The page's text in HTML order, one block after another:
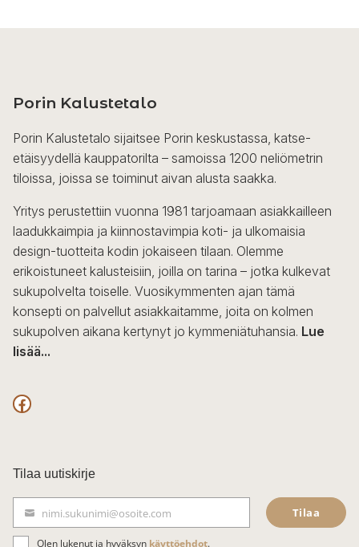
Porin Kalustetalo
Porin Kalustetalo sijaitsee Porin keskustassa, katse-
etäisyydellä kauppatorilta – samoissa 1200 neliömetrin
tiloissa, joissa se toiminut aivan alusta saakka.
Yritys perustettiin vuonna 1981 tarjoamaan asiakkailleen
laadukkaimpia ja kiinnostavimpia koti- ja ulkomaisia
design-tuotteita kodin jokaiseen tilaan. Olemme
erikoistuneet kalusteisiin, joilla on tarina – jotka kulkevat
sukupolvelta toiselle. Vuosikymmenten ajan tämä
konsepti on palvellut asiakkaitamme, joita on kolmen
sukupolven aikana kertynyt jo kymmeniätuhansia. Lue
lisää...
F
c
e
b
Tilaa uutiskirje
ä
nimi.sukunimi@osoite.com Tilaa
Olen lukenut ja hyväksyn käyttöehdot.